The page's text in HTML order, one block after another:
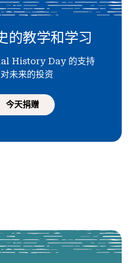
的教学和学习
History Day 的支持
未来的投资
今天捐赠